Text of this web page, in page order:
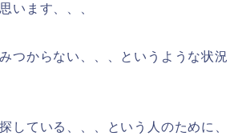
います、、、
つからない、、、というような状況
している、、、という人のために、